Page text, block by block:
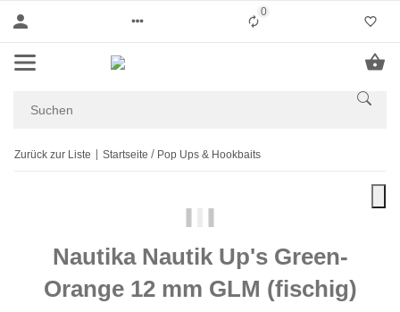
0Liste ist leer
Zurück zur Liste Startseite Pop Ups & Hookbaits
Nautika Nautik Up's Green-
Orange 12 mm GLM (fischig)